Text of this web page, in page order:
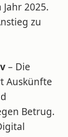
2025.
zu
– Die
Auskünfte
Betrug.